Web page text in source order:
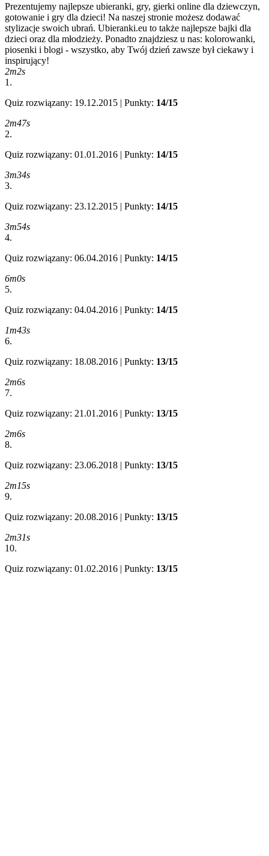
Prezentujemy najlepsze ubieranki, gry, gierki online dla dziewczyn,
gotowanie i gry dla dzieci! Na naszej stronie możesz dodawać
stylizacje swoich ubrań. Ubieranki.eu to także najlepsze bajki dla
dzieci oraz dla młodzieży. Ponadto znajdziesz u nas: kolorowanki,
piosenki i blogi - wszystko, aby Twój dzień zawsze był ciekawy i
inspirujący!
2m2s
1.
Quiz rozwiązany: 19.12.2015 | Punkty: 14/15
2m47s
2.
Quiz rozwiązany: 01.01.2016 | Punkty: 14/15
3m34s
3.
Quiz rozwiązany: 23.12.2015 | Punkty: 14/15
3m54s
4.
Quiz rozwiązany: 06.04.2016 | Punkty: 14/15
6m0s
5.
Quiz rozwiązany: 04.04.2016 | Punkty: 14/15
1m43s
6.
Quiz rozwiązany: 18.08.2016 | Punkty: 13/15
2m6s
7.
Quiz rozwiązany: 21.01.2016 | Punkty: 13/15
2m6s
8.
Quiz rozwiązany: 23.06.2018 | Punkty: 13/15
2m15s
9.
Quiz rozwiązany: 20.08.2016 | Punkty: 13/15
2m31s
10.
Quiz rozwiązany: 01.02.2016 | Punkty: 13/15